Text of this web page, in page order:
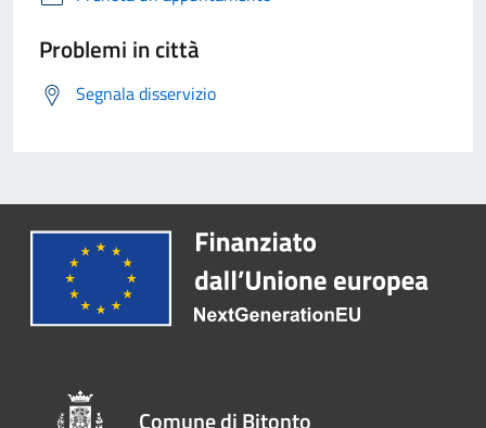
Problemi in città
Segnala disservizio
Comune di Bitonto